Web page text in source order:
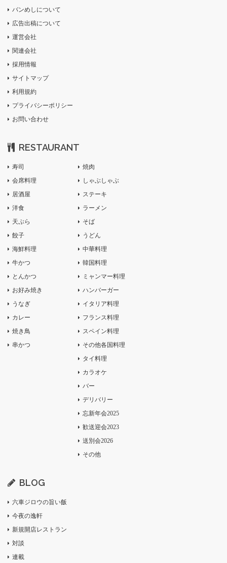
バンめしについて
広告出稿について
運営会社
関連会社
採用情報
サイトマップ
利用規約
プライバシーポリシー
お問い合わせ
RESTAURANT
寿司
会席料理
居酒屋
洋食
天ぷら
餃子
海鮮料理
牛かつ
とんかつ
お好み焼き
うなぎ
カレー
焼き鳥
串かつ
焼肉
しゃぶしゃぶ
ステーキ
ラーメン
そば
うどん
中華料理
韓国料理
ミャンマー料理
ハンバーガー
イタリア料理
フランス料理
スペイン料理
その他各国料理
タイ料理
カラオケ
バー
デリバリー
忘新年会2025
歓送迎会2023
送別会2026
その他
BLOG
六車ジロウの旨い飯
今夜の逸軒
新規開店レストラン
対談
連載